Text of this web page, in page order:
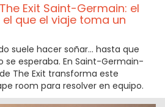
Exit Saint-Germain: el
que el viaje toma un
suele hacer soñar... hasta que
se esperaba. En Saint-Germain-
The Exit transforma este
room para resolver en equipo.